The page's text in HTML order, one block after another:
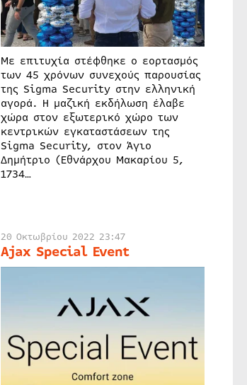
Με επιτυχία στέφθηκε ο εορτασμός
των 45 χρόνων συνεχούς παρουσίας
της Sigma Security στην ελληνική
αγορά. Η μαζική εκδήλωση έλαβε
χώρα στον εξωτερικό χώρο των
κεντρικών εγκαταστάσεων της
Sigma Security, στον Άγιο
Δημήτριο (Εθνάρχου Μακαρίου 5,
1734…
20 Οκτωβρίου 2022 23:47
Ajax Special Event